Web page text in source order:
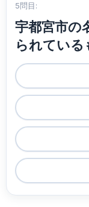
5問目:
宇都宮市の
られている